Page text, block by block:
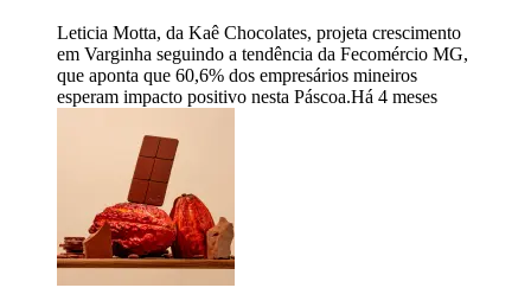
Leticia Motta, da Kaê Chocolates, projeta crescimento
em Varginha seguindo a tendência da Fecomércio MG,
que aponta que 60,6% dos empresários mineiros
esperam impacto positivo nesta Páscoa.Há 4 meses